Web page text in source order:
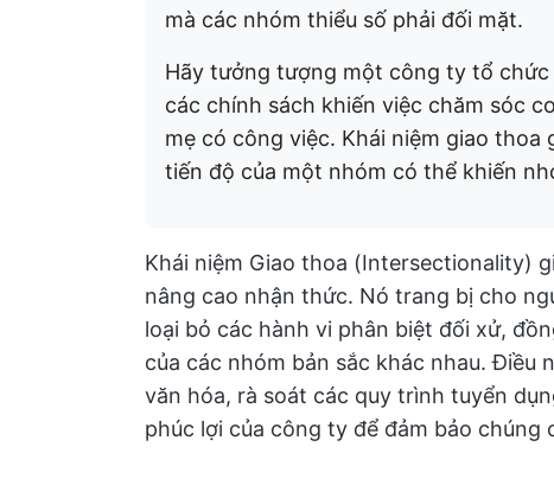
mà các nhóm thiểu số phải đối mặt.
Hãy tưởng tượng một công ty tổ chức
các chính sách khiến việc chăm sóc
mẹ có công việc. Khái niệm giao
tiến độ của một nhóm có thể khiến
Khái niệm Giao thoa (Intersectionality)
nâng cao nhận thức. Nó trang bị cho
loại bỏ các hành vi phân biệt đối xử,
của các nhóm bản sắc khác nhau. Điều
văn hóa, rà soát các quy trình tuyển
phúc lợi của công ty để đảm bảo chúng